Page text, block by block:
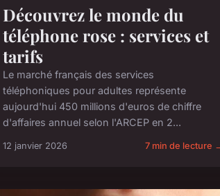
Découvrez le monde du
téléphone rose : services et
tarifs
Le marché français des services
téléphoniques pour adultes représente
aujourd'hui 450 millions d'euros de chiffre
d'affaires annuel selon l'ARCEP en 2...
12 janvier 2026 7 min de lecture